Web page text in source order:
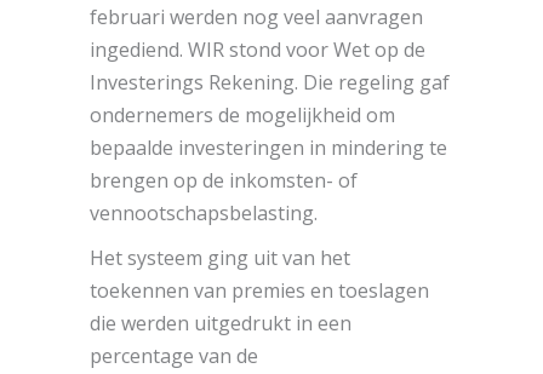
februari werden nog veel aanvragen
ingediend. WIR stond voor Wet op de
Investerings Rekening. Die regeling gaf
ondernemers de mogelijkheid om
bepaalde investeringen in mindering te
brengen op de inkomsten- of
vennootschapsbelasting.
Het systeem ging uit van het
toekennen van premies en toeslagen
die werden uitgedrukt in een
percentage van de